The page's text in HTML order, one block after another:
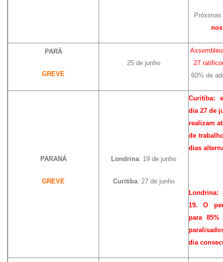
PARÁ
GREVE
25 de junho
27
60% de
PARANÁ
GREVE
Londrina: 19 de junho
Curitiba: 27 de junho
Curitiba:
dia 27 de
realizam
de
dias
Londrina:
19. O
para 85%
dia